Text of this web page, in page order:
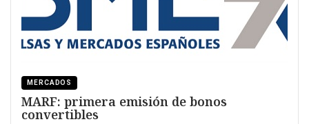
MERCADOS
MARF: primera emisión de bonos
convertibles